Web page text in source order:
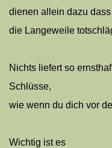
dienen allein dazu dass
die Langeweile
Nichts liefert so
Schlüsse,
wie wenn du dich vor
Wichtig ist es